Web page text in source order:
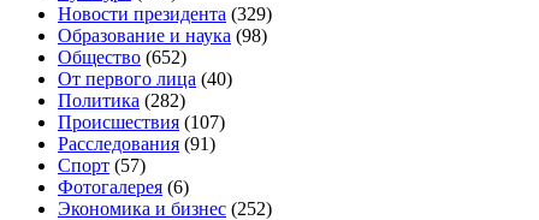
Новости президента (329)
Образование и наука (98)
Общество (652)
От первого лица (40)
Политика (282)
Происшествия (107)
Расследования (91)
Спорт (57)
Фотогалерея (6)
Экономика и бизнес (252)